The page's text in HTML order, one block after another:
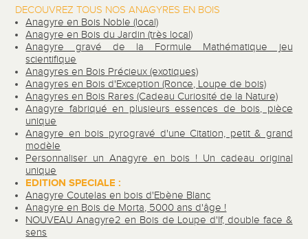
DECOUVREZ TOUS NOS ANAGYRES EN BOIS
Anagyre en Bois Noble (local)
Anagyre en Bois du Jardin (très local)
Anagyre gravé de la Formule Mathématique jeu
scientifique
Anagyres en Bois Précieux (exotiques)
Anagyres en Bois d'Exception (Ronce, Loupe de bois)
Anagyres en Bois Rares (Cadeau Curiosité de la Nature)
Anagyre fabriqué en plusieurs essences de bois, pièce
unique
Anagyre en bois pyrogravé d'une Citation, petit & grand
modèle
Personnaliser un Anagyre en bois ! Un cadeau original
unique
EDITION SPECIALE :
Anagyre Coutelas en bois d'Ebène Blanc
Anagyre en Bois de Morta, 5000 ans d'âge !
NOUVEAU Anagyre2 en Bois de Loupe d'If, double face &
sens